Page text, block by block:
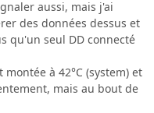
aussi, mais j'ai
des données dessus et
qu'un seul DD connecté
à 42°C (system) et
mais au bout de